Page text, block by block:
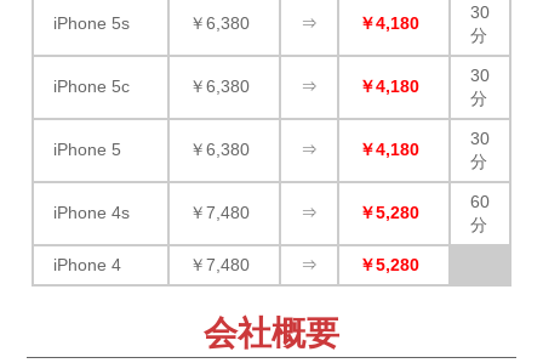
iPhone 5s ￥6,380 ⇒ ￥4,180
30
分
iPhone 5c ￥6,380 ⇒ ￥4,180
30
分
iPhone 5 ￥6,380 ⇒ ￥4,180
30
分
iPhone 4s ￥7,480 ⇒ ￥5,280
60
分
iPhone 4 ￥7,480 ⇒ ￥5,280
会社概要